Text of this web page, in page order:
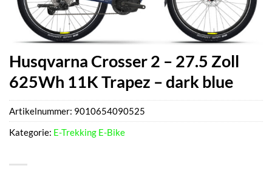
Husqvarna Crosser 2 – 27.5 Zoll
625Wh 11K Trapez – dark blue
Artikelnummer: 9010654090525
Kategorie: E-Trekking E-Bike